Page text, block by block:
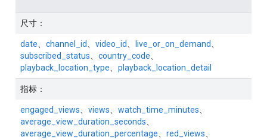
尺寸：
date channel_id video_id live_or_on_demand
subscribed_status
country_code
playback_location_type
playback_location_detail
指标：
engaged_views views watch_time_minutes
average_view_duration_seconds
average_view_duration_percentage
red_views